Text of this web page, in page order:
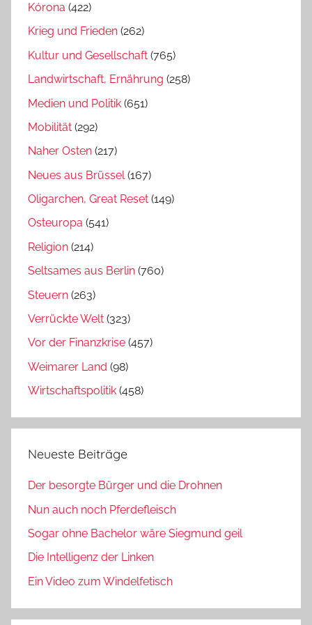
Kórona (422)
Krieg und Frieden (262)
Kultur und Gesellschaft (765)
Landwirtschaft, Ernährung (258)
Medien und Politik (651)
Mobilität (292)
Naher Osten (217)
Neues aus Brüssel (167)
Oligarchen, Great Reset (149)
Osteuropa (541)
Religion (214)
Seltsames aus Berlin (760)
Steuern (263)
Verrückte Welt (323)
Vor der Finanzkrise (457)
Weimarer Land (98)
Wirtschaftspolitik (458)
Neueste Beiträge
Der besorgte Bürger und die Drohnen
Nun auch noch Pferdefleisch
Sogar ohne Bachelor wäre Siegmund geil
Die Intelligenz der Linken
Ein Video zum Windelfetisch